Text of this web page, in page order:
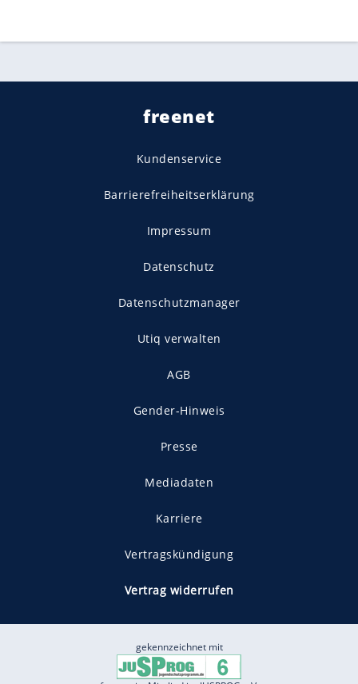
freenet
Kundenservice
Barrierefreiheitserklärung
Impressum
Datenschutz
Datenschutzmanager
Utiq verwalten
AGB
Gender-Hinweis
Presse
Mediadaten
Karriere
Vertragskündigung
Vertrag widerrufen
gekennzeichnet mit